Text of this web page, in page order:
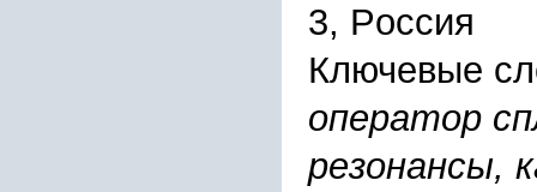
3, Pоccия
Ключевые
опеpатоp
pезонанcы,